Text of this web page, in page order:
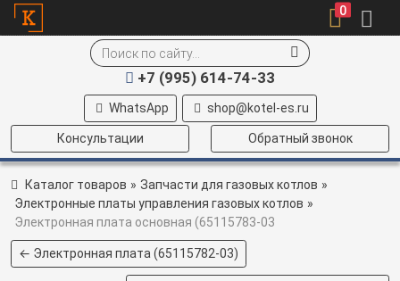
0
+7 (995) 614-74-33
WhatsApp shop@kotel-es.ru
Консультации Обратный звонок
Каталог товаров » Запчасти для газовых котлов »
Электронные платы управления газовых котлов »
Электронная плата основная (65115783-03
← Электронная плата (65115782-03)